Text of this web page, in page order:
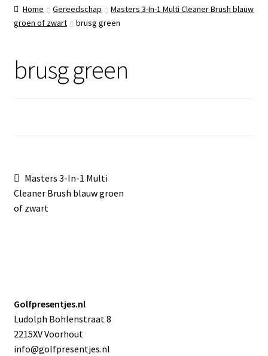
Gadgets
Sale
Home Gereedschap
Masters 3-In-1 Multi Cleaner Brush blauw
groen of zwart
brusg green
brusg green
Bericht
navigatie
Vorig
bericht:
Masters 3-In-1 Multi
Cleaner Brush blauw groen
of zwart
Golfpresentjes.nl
Ludolph Bohlenstraat 8
2215XV Voorhout
info@golfpresentjes.nl